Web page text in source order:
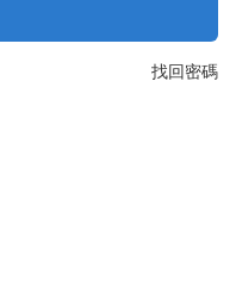
找回密碼